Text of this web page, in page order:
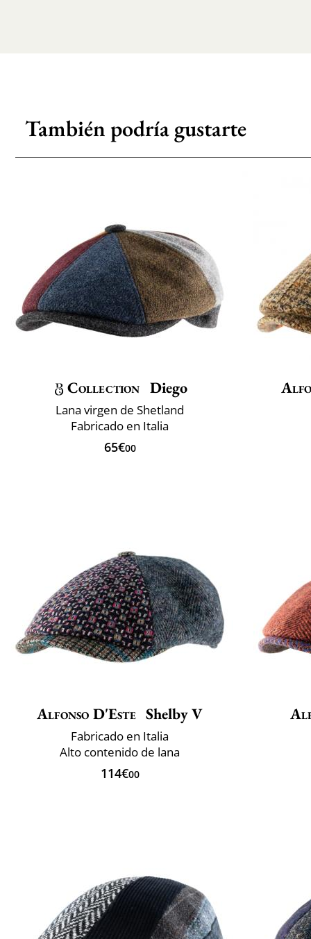
También podría gustarte
Collection Diego
Lana virgen de Shetland
Fabricado en Italia
65€00
Alfonso D'Este Shelby V
Fabricado en Italia
Alto contenido de lana
114€00